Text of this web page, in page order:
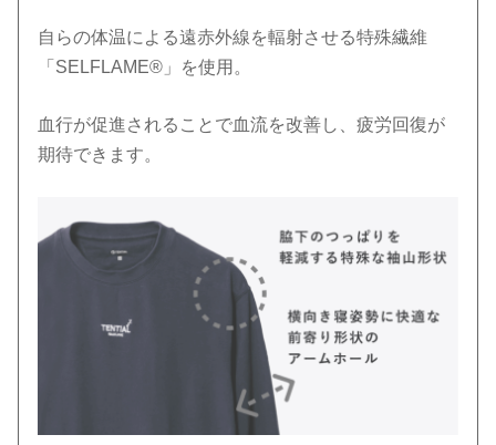
自らの体温による遠赤外線を輻射させる特殊繊維
「SELFLAME®︎」を使用。
血行が促進されることで血流を改善し、疲労回復が
期待できます。